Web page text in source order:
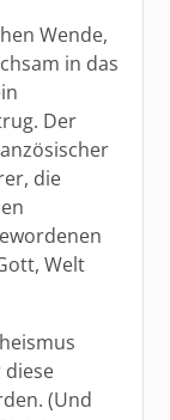
Wende,
in das
Der
die
Welt
diese
(Und